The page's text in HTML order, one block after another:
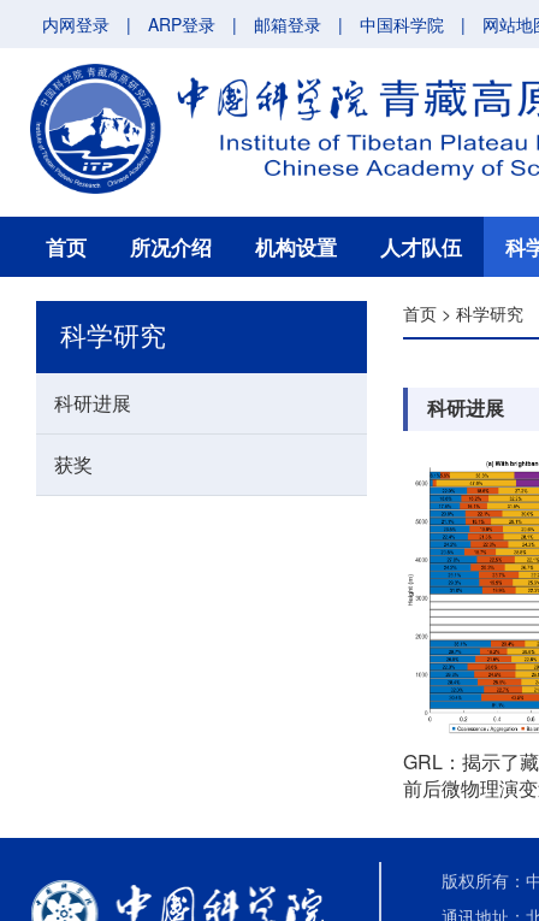
内网登录 | ARP登录 | 邮箱登录 | 中国科学院 | 网站地
首页 所况介绍 机构设置 人才队伍 科
科学研究
科研进展
获奖
首页 > 科学研究
科研进展
GRL：揭示了
前后微物理演
版权所有：
通讯地址：